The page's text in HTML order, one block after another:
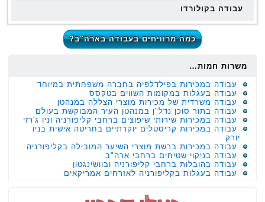
עבודה בקולורדו
כמה מרוויחים בעבודה בארה"ב?
משרות חמות…
עבודה במכירות בפילדלפיה בחברה משפחתית במיוחד
עבודה בעגלות במקומות השווים בטקסס
עבודה משרדית של מכירות מוצרי הצללה במנהטן
עבודה בתור סוכן נדל"ן במנהטן העיר המבוקשת בעולם
עבודה במכירות שירותי שיפוצים ברחבי קליפורניה וניו ג'רזי
עבודה במכירות קריסטלים יוקרתיים בחריטה אישית בניו
יורק
עבודה במכירות ברשת מוצרי השיער המובילה בקליפורניה
עבודה בניקוי שטיחים ברחבי ארה"ב
עבודה בהובלות ברחבי קליפורניה ובוושינגטון
עבודה בעגלות בקליפורניה לאזרחים אמריקאים